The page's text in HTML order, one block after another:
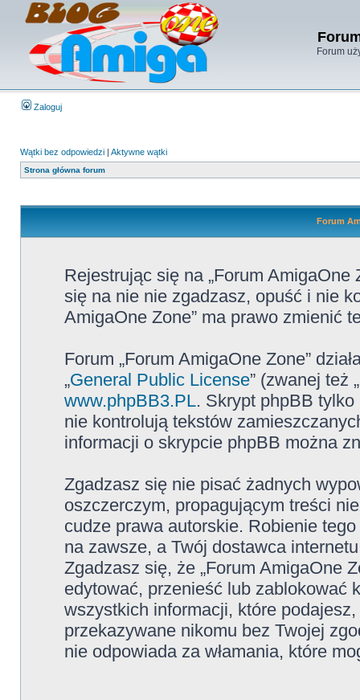
Forum
Zaloguj
Wątki bez odpowiedzi | Aktywne wątki
Strona główna forum
Forum
Rejestrując się na „Forum
się na nie nie zgadzasz, opuść i nie
AmigaOne Zone” ma prawo zmienić
Forum „Forum AmigaOne Zone”
„General Public License” (zwanej też
www.phpBB3.PL. Skrypt phpBB tylko
nie kontrolują tekstów
informacji o skrypcie phpBB można
Zgadzasz się nie pisać żadnych
oszczerczym, propagującym treści
cudze prawa autorskie. Robienie
na zawsze, a Twój dostawca
Zgadzasz się, że „Forum AmigaOne
edytować, przenieść lub zablokować
wszystkich informacji, które
przekazywane nikomu bez Twojej
nie odpowiada za włamania, które